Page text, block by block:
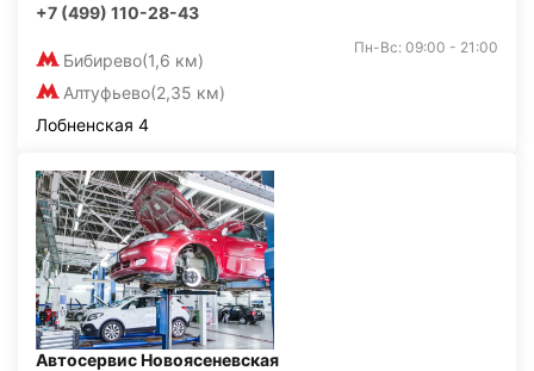
+7 (499) 110-28-43
Бибирево(1,6 км)
Алтуфьево(2,35 км)
Пн-Вс: 09:00 - 21:00
Лобненская 4
Автосервис Новоясеневская